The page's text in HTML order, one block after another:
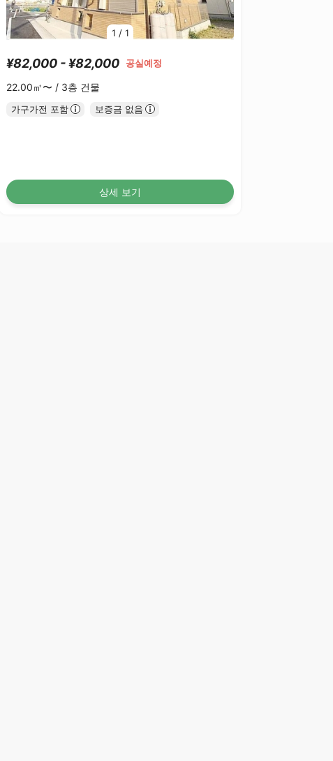
1 / 1
¥82,000 - ¥82,000 공실예정
22.00㎡〜 / 3층 건물
가구가전 포함 보증금 없음
상세 보기